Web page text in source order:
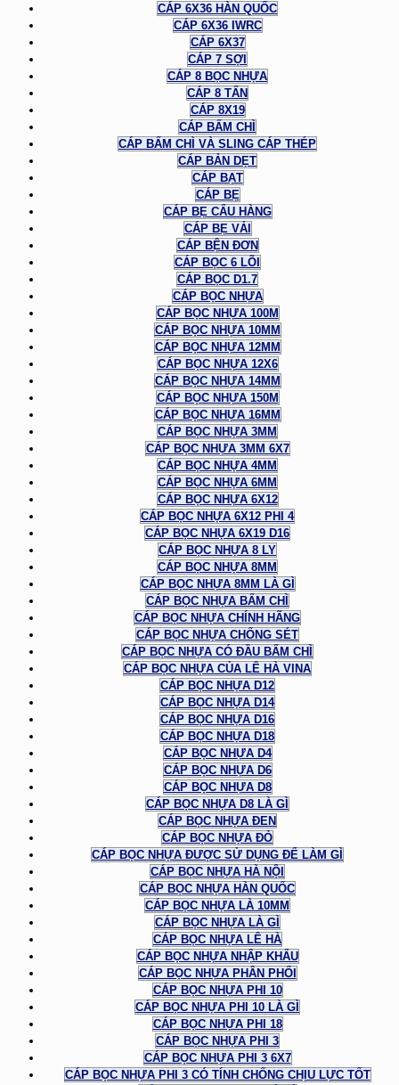
CÁP 6X36 HÀN QUỐC
CÁP 6X36 IWRC
CÁP 6X37
CÁP 7 SỢI
CÁP 8 BỌC NHỰA
CÁP 8 TẤN
CÁP 8X19
CÁP BẤM CHÌ
CÁP BẤM CHÌ VÀ SLING CÁP THÉP
CÁP BẢN DẸT
CÁP BẠT
CÁP BẸ
CÁP BẸ CẨU HÀNG
CÁP BẸ VẢI
CÁP BỆN ĐƠN
CÁP BỌC 6 LÕI
CÁP BỌC D1.7
CÁP BỌC NHỰA
CÁP BỌC NHỰA 100M
CÁP BỌC NHỰA 10MM
CÁP BỌC NHỰA 12MM
CÁP BỌC NHỰA 12X6
CÁP BỌC NHỰA 14MM
CÁP BỌC NHỰA 150M
CÁP BỌC NHỰA 16MM
CÁP BỌC NHỰA 3MM
CÁP BỌC NHỰA 3MM 6X7
CÁP BỌC NHỰA 4MM
CÁP BỌC NHỰA 6MM
CÁP BỌC NHỰA 6X12
CÁP BỌC NHỰA 6X12 PHI 4
CÁP BỌC NHỰA 6X19 D16
CÁP BỌC NHỰA 8 LY
CÁP BỌC NHỰA 8MM
CÁP BỌC NHỰA 8MM LÀ GÌ
CÁP BỌC NHỰA BẤM CHÌ
CÁP BỌC NHỰA CHÍNH HÃNG
CÁP BỌC NHỰA CHỐNG SÉT
CÁP BỌC NHỰA CÓ ĐẦU BẤM CHÌ
CÁP BỌC NHỰA CỦA LÊ HÀ VINA
CÁP BỌC NHỰA D12
CÁP BỌC NHỰA D14
CÁP BỌC NHỰA D16
CÁP BỌC NHỰA D18
CÁP BỌC NHỰA D4
CÁP BỌC NHỰA D6
CÁP BỌC NHỰA D8
CÁP BỌC NHỰA D8 LÀ GÌ
CÁP BỌC NHỰA ĐEN
CÁP BỌC NHỰA ĐỎ
CÁP BỌC NHỰA ĐƯỢC SỬ DỤNG ĐỂ LÀM GÌ
CÁP BỌC NHỰA HÀ NỘI
CÁP BỌC NHỰA HÀN QUỐC
CÁP BỌC NHỰA LÀ 10MM
CÁP BỌC NHỰA LÀ GÌ
CÁP BỌC NHỰA LÊ HÀ
CÁP BỌC NHỰA NHẬP KHẨU
CÁP BỌC NHỰA PHÂN PHỐI
CÁP BỌC NHỰA PHI 10
CÁP BỌC NHỰA PHI 10 LÀ GÌ
CÁP BỌC NHỰA PHI 18
CÁP BỌC NHỰA PHI 3
CÁP BỌC NHỰA PHI 3 6X7
CÁP BỌC NHỰA PHI 3 CÓ TÍNH CHỐNG CHỊU LỰC TỐT